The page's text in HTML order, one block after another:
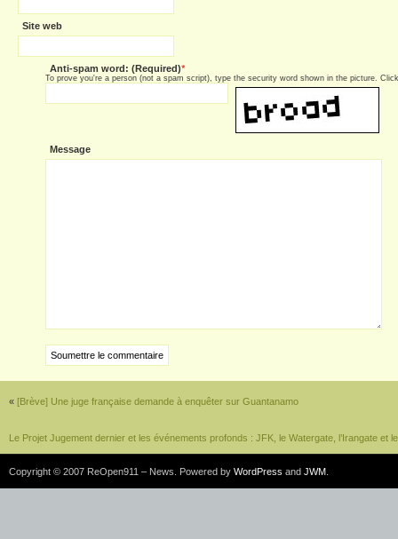
Site web
Anti-spam word: (Required)*
To prove you're a person (not a spam script), type the security word shown in the picture.
Message
« [Brève] Une juge française demande à enquêter sur Guantanamo
Le Projet Jugement dernier et les événements profonds : JFK, le Watergate, l’Irangate et
Copyright © 2007 ReOpen911 – News. Powered by WordPress and JWM.